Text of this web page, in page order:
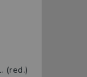
(red.)